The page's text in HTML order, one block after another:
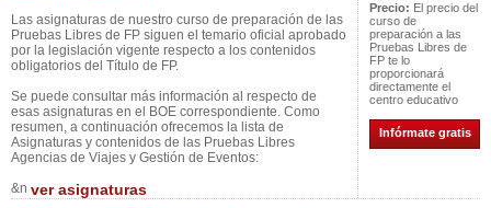
Las asignaturas de nuestro curso de preparación de las
Pruebas Libres de FP siguen el temario oficial aprobado
por la legislación vigente respecto a los contenidos
obligatorios del Título de FP.
Se puede consultar más información al respecto de
esas asignaturas en el BOE correspondiente. Como
resumen, a continuación ofrecemos la lista de
Asignaturas y contenidos de las Pruebas Libres
Agencias de Viajes y Gestión de Eventos:
&n ver asignaturas
Precio: El precio del
curso de
preparación a las
Pruebas Libres de
FP te lo
proporcionará
directamente el
centro educativo
Infórmate gratis